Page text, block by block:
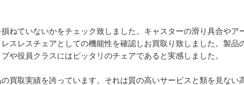
ねていないかをチェック致しました。キャスターの滑り具合やア
スレスチェアとしての機能性を確認しお買取り致しました。製品
や役員クラスにはピッタリのチェアであると実感しました。
買取実績を誇っています。それは質の高いサービスと類を見ない